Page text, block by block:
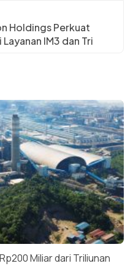
Holdings Perkuat
IM3 dan Tri
Miliar dari Triliunan